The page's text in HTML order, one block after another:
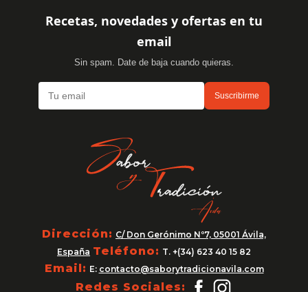
Recetas, novedades y ofertas en tu
email
Sin spam. Date de baja cuando quieras.
Suscribirme
Dirección: C/ Don Gerónimo Nº7, 05001 Ávila,
España Teléfono: T. +(34) 623 40 15 82
Email: E: contacto@saborytradicionavila.com
Redes Sociales: